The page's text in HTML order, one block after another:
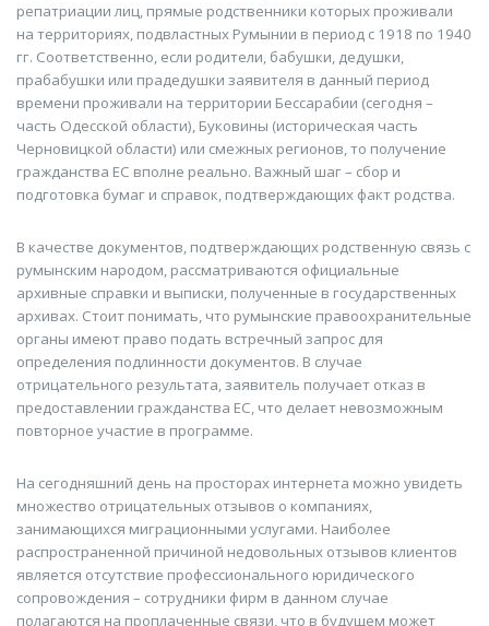
репатриации лиц, прямые родственники которых проживали
на территориях, подвластных Румынии в период с 1918 по 1940
гг. Соответственно, если родители, бабушки, дедушки,
прабабушки или прадедушки заявителя в данный период
времени проживали на территории Бессарабии (сегодня –
часть Одесской области), Буковины (историческая часть
Черновицкой области) или смежных регионов, то получение
гражданства ЕС вполне реально. Важный шаг – сбор и
подготовка бумаг и справок, подтверждающих факт родства.
В качестве документов, подтверждающих родственную связь с
румынским народом, рассматриваются официальные
архивные справки и выписки, полученные в государственных
архивах. Стоит понимать, что румынские правоохранительные
органы имеют право подать встречный запрос для
определения подлинности документов. В случае
отрицательного результата, заявитель получает отказ в
предоставлении гражданства ЕС, что делает невозможным
повторное участие в программе.
На сегодняшний день на просторах интернета можно увидеть
множество отрицательных отзывов о компаниях,
занимающихся миграционными услугами. Наиболее
распространенной причиной недовольных отзывов клиентов
является отсутствие профессионального юридического
сопровождения – сотрудники фирм в данном случае
полагаются на проплаченные связи, что в будущем может